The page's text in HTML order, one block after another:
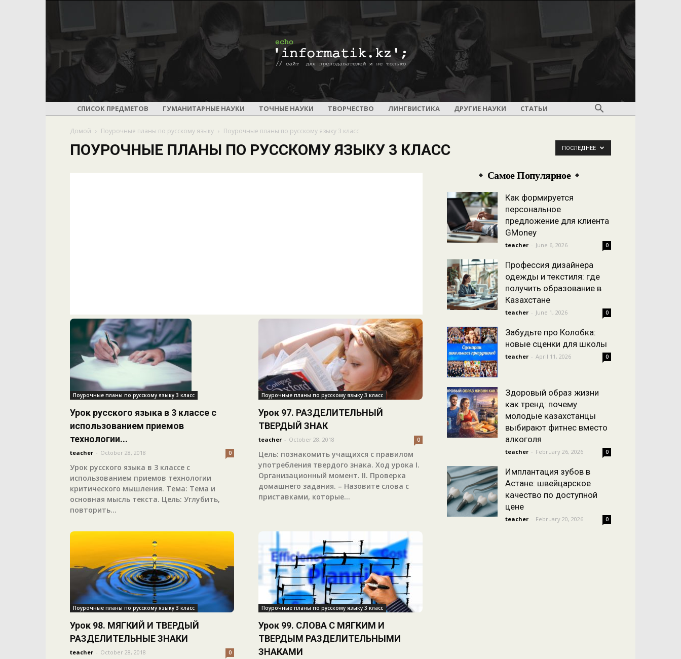
ПОУРОЧНОЕ
УРОКОВ
СПИСОК ПРЕДМЕТОВ ГУМАНИТАРНЫЕ НАУКИ ТОЧНЫЕ НАУКИ ТВОРЧЕСТВО ЛИНГВИСТИКА ДРУГИЕ НАУКИ СТАТЬИ
Домой Поурочные планы по русскому языку Поурочные планы по русскому языку 3 класс
ПОУРОЧНЫЕ ПЛАНЫ ПО РУССКОМУ ЯЗЫКУ 3 КЛАСС ПОСЛЕДНЕЕ
Поурочные планы по русскому языку 3 класс
Урок русского языка в 3 классе с
использованием приемов
технологии...
teacher - October 28, 2018 0
Урок русского языка в 3 классе с
использованием приемов технологии
критического мышления. Тема: Тема и
основная мысль текста. Цель: Углубить,
повторить...
Поурочные планы по русскому языку 3 класс
Урок 97. РАЗДЕЛИТЕЛЬНЫЙ
ТВЕРДЫЙ ЗНАК
teacher - October 28, 2018 0
Цель: познакомить учащихся с правилом
употребления твердого знака. Ход урока I.
Организационный момент. II. Проверка
домашнего задания. – Назовите слова с
приставками, которые...
Поурочные планы по русскому языку 3 класс
Урок 98. МЯГКИЙ И ТВЕРДЫЙ
РАЗДЕЛИТЕЛЬНЫЕ ЗНАКИ
teacher - October 28, 2018 0
Поурочные планы по русскому языку 3 класс
Урок 99. СЛОВА С МЯГКИМ И
ТВЕРДЫМ РАЗДЕЛИТЕЛЬНЫМИ
ЗНАКАМИ
Самое Популярное
Как формируется
персональное
предложение для клиента
GMoney
teacher - June 6, 2026 0
Профессия дизайнера
одежды и текстиля: где
получить образование в
Казахстане
teacher - June 1, 2026 0
Забудьте про Колобка:
новые сценки для школы
teacher - April 11, 2026 0
Здоровый образ жизни
как тренд: почему
молодые казахстанцы
выбирают фитнес вместо
алкоголя
teacher - February 26, 2026 0
Имплантация зубов в
Астане: швейцарское
качество по доступной
цене
teacher - February 20, 2026 0